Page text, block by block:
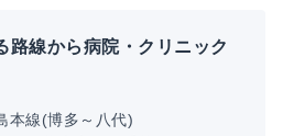
路線から病院・クリニック
本線(博多～八代)